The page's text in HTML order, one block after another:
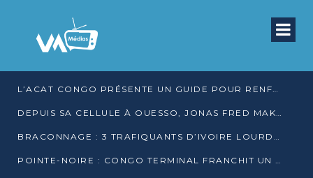
L’ACAT CONGO PRÉSENTE UN GUIDE POUR RENFORCER LES GARANTIES JUDICIAIRES EN GARDE À VUE
DEPUIS SA CELLULE À OUESSO, JONAS FRED MAKITA DÉNONCE CE QU’IL QUALIFIE DE DÉNI DE JUSTICE
BRACONNAGE : 3 TRAFIQUANTS D’IVOIRE LOURDEMENT CONDAMNÉS À DJAMBALA
POINTE-NOIRE : CONGO TERMINAL FRANCHIT UN CAP HISTORIQUE AVEC 99 MOUVEMENTS/HEURE